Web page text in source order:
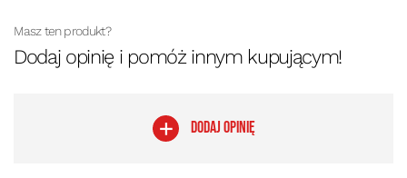
Masz ten produkt?
Dodaj opinię i pomóż innym kupującym!
DODAJ OPINIĘ